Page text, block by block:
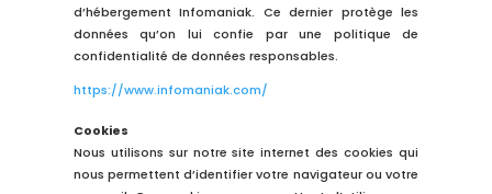
d’hébergement Infomaniak. Ce dernier protège les
données qu’on lui confie par une politique de
confidentialité de données responsables.
https://www.infomaniak.com/
Cookies
Nous utilisons sur notre site internet des cookies qui
nous permettent d’identifier votre navigateur ou votre